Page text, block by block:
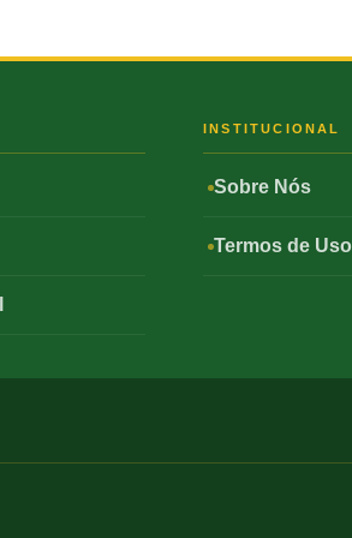
INSTITUCIONAL
Sobre Nós
Termos de Uso